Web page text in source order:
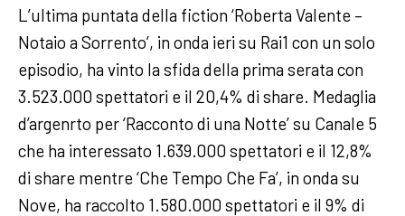
L’ultima puntata della fiction ‘Roberta Valente –
Notaio a Sorrento’, in onda ieri su Rai1 con un solo
episodio, ha vinto la sfida della prima serata con
3.523.000 spettatori e il 20,4% di share. Medaglia
d’argenrto per ‘Racconto di una Notte’ su Canale 5
che ha interessato 1.639.000 spettatori e il 12,8%
di share mentre ‘Che Tempo Che Fa’, in onda su
Nove, ha raccolto 1.580.000 spettatori e il 9% di